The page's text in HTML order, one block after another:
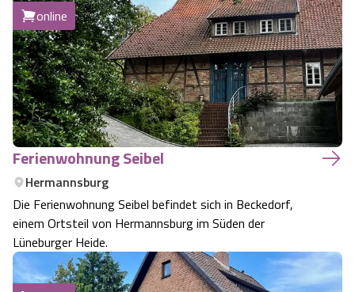
online
Ferienwohnung Seibel
Hermannsburg
Die Ferienwohnung Seibel befindet sich in Beckedorf,
einem Ortsteil von Hermannsburg im Süden der
Lüneburger Heide.